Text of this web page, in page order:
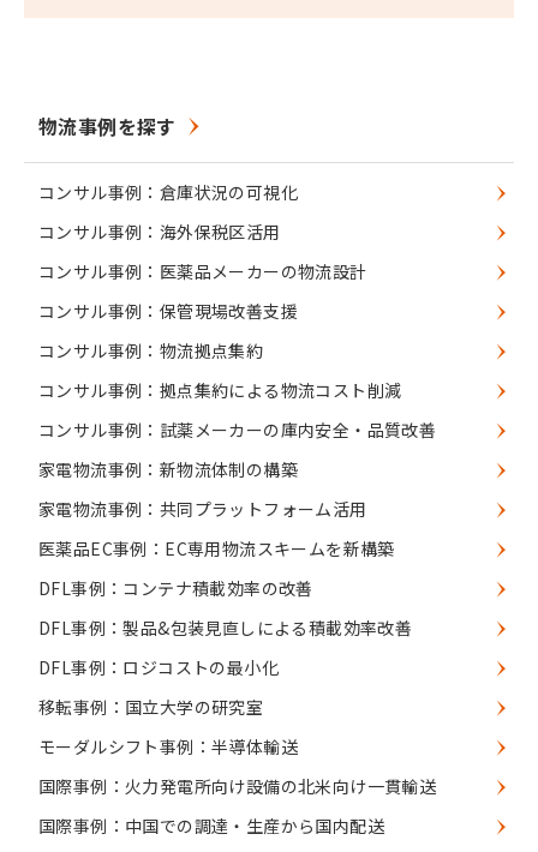
物流事例を探す
コンサル事例：倉庫状況の可視化
コンサル事例：海外保税区活用
コンサル事例：医薬品メーカーの物流設計
コンサル事例：保管現場改善支援
コンサル事例：物流拠点集約
コンサル事例：拠点集約による物流コスト削減
コンサル事例：試薬メーカーの庫内安全・品質改善
家電物流事例：新物流体制の構築
家電物流事例：共同プラットフォーム活用
医薬品EC事例：EC専用物流スキームを新構築
DFL事例：コンテナ積載効率の改善
DFL事例：製品&包装見直しによる積載効率改善
DFL事例：ロジコストの最小化
移転事例：国立大学の研究室
モーダルシフト事例：半導体輸送
国際事例：火力発電所向け設備の北米向け一貫輸送
国際事例：中国での調達・生産から国内配送